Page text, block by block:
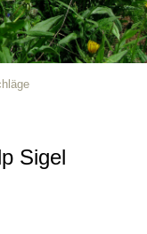
Sigel